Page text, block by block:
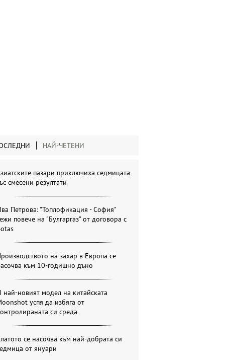
НАЙ-ЧЕТЕНИ
пазари приключиха седмицата
смесени резултати
Петрова: "Топлофикация - София"
повече на "Булгаргаз" от договора с
на захар в Европа се
към 10-годишно дъно
най-новият модел на китайската
успя да избяга от
си среда
се насочва към най-добрата си
от януари